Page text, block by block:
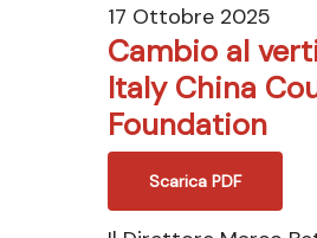
17 Ottobre 2025
Cambio al
Italy China
Foundation
Scarica PDF